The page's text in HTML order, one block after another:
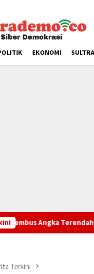
EKONOMI
1,49% di Juli 2026
Terkini